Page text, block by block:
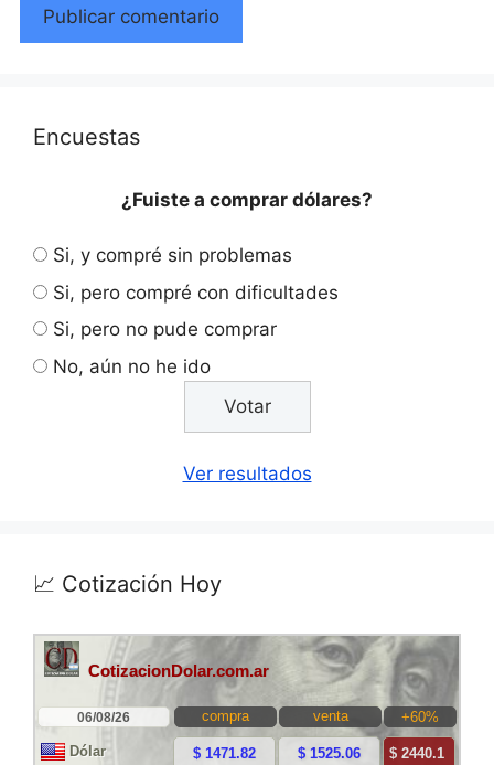
Encuestas
¿Fuiste a comprar dólares?
Si, y compré sin problemas
Si, pero compré con dificultades
Si, pero no pude comprar
No, aún no he ido
Ver resultados
📈 Cotización Hoy